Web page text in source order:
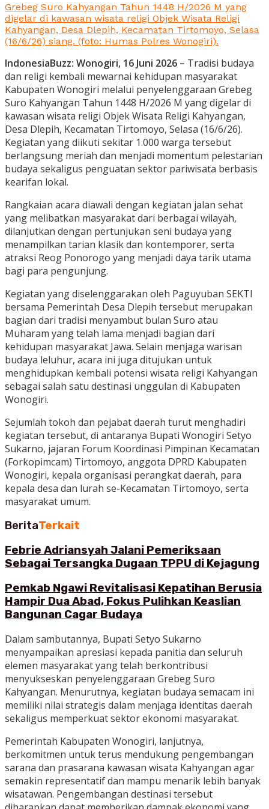
Grebeg Suro Kahyangan Tahun 1448 H/2026 M yang
digelar di kawasan wisata religi Objek Wisata Religi
Kahyangan, Desa Dlepih, Kecamatan Tirtomoyo, Selasa
(16/6/26) siang. (foto: Humas Polres Wonogiri).
IndonesiaBuzz: Wonogiri, 16 Juni 2026 – Tradisi budaya
dan religi kembali mewarnai kehidupan masyarakat
Kabupaten Wonogiri melalui penyelenggaraan Grebeg
Suro Kahyangan Tahun 1448 H/2026 M yang digelar di
kawasan wisata religi Objek Wisata Religi Kahyangan,
Desa Dlepih, Kecamatan Tirtomoyo, Selasa (16/6/26).
Kegiatan yang diikuti sekitar 1.000 warga tersebut
berlangsung meriah dan menjadi momentum pelestarian
budaya sekaligus penguatan sektor pariwisata berbasis
kearifan lokal.
Rangkaian acara diawali dengan kegiatan jalan sehat
yang melibatkan masyarakat dari berbagai wilayah,
dilanjutkan dengan pertunjukan seni budaya yang
menampilkan tarian klasik dan kontemporer, serta
atraksi Reog Ponorogo yang menjadi daya tarik utama
bagi para pengunjung.
Kegiatan yang diselenggarakan oleh Paguyuban SEKTI
bersama Pemerintah Desa Dlepih tersebut merupakan
bagian dari tradisi menyambut bulan Suro atau
Muharam yang telah lama menjadi bagian dari
kehidupan masyarakat Jawa. Selain menjaga warisan
budaya leluhur, acara ini juga ditujukan untuk
menghidupkan kembali potensi wisata religi Kahyangan
sebagai salah satu destinasi unggulan di Kabupaten
Wonogiri.
Sejumlah tokoh dan pejabat daerah turut menghadiri
kegiatan tersebut, di antaranya Bupati Wonogiri Setyo
Sukarno, jajaran Forum Koordinasi Pimpinan Kecamatan
(Forkopimcam) Tirtomoyo, anggota DPRD Kabupaten
Wonogiri, kepala organisasi perangkat daerah, para
kepala desa dan lurah se-Kecamatan Tirtomoyo, serta
masyarakat umum.
BeritaTerkait
Febrie Adriansyah Jalani Pemeriksaan
Sebagai Tersangka Dugaan TPPU di Kejagung
Pemkab Ngawi Revitalisasi Kepatihan Berusia
Hampir Dua Abad, Fokus Pulihkan Keaslian
Bangunan Cagar Budaya
Dalam sambutannya, Bupati Setyo Sukarno
menyampaikan apresiasi kepada panitia dan seluruh
elemen masyarakat yang telah berkontribusi
menyukseskan penyelenggaraan Grebeg Suro
Kahyangan. Menurutnya, kegiatan budaya semacam ini
memiliki nilai strategis dalam menjaga identitas daerah
sekaligus memperkuat sektor ekonomi masyarakat.
Pemerintah Kabupaten Wonogiri, lanjutnya,
berkomitmen untuk terus mendukung pengembangan
sarana dan prasarana kawasan wisata Kahyangan agar
semakin representatif dan mampu menarik lebih banyak
wisatawan. Pengembangan destinasi tersebut